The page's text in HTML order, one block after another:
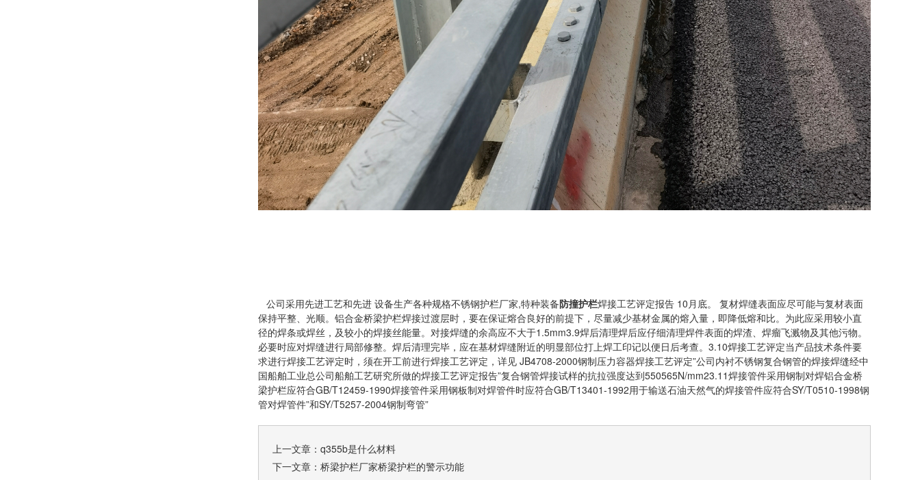
公司采用先进工艺和先进 设备生产各种规格不锈钢护栏厂家,特种装备防撞护栏焊接工艺评定报告 10月底。 复材焊缝表面应尽可能与复材表面
保持平整、光顺。铝合金桥梁护栏焊接过渡层时，要在保证熔合良好的前提下，尽量减少基材金属的熔入量，即降低熔和比。为此应采用较小直
径的焊条或焊丝，及较小的焊接丝能量。对接焊缝的余高应不大于1.5mm3.9焊后清理焊后应仔细清理焊件表面的焊渣、焊瘤飞溅物及其他污物。
必要时应对焊缝进行局部修整。焊后清理完毕，应在基材焊缝附近的明显部位打上焊工印记以便日后考查。3.10焊接工艺评定当产品技术条件要
求进行焊接工艺评定时，须在开工前进行焊接工艺评定，详见 JB4708-2000钢制压力容器焊接工艺评定”公司内衬不锈钢复合钢管的焊接焊缝经中
国船舶工业总公司船舶工艺研究所做的焊接工艺评定报告”复合钢管焊接试样的抗拉强度达到550565N/mm23.11焊接管件采用钢制对焊铝合金桥
梁护栏应符合GB/T12459-1990焊接管件采用钢板制对焊管件时应符合GB/T13401-1992用于输送石油天然气的焊接管件应符合SY/T0510-1998钢
管对焊管件”和SY/T5257-2004钢制弯管”
上一文章： q355b是什么材料
下一文章： 桥梁护栏厂家桥梁护栏的警示功能